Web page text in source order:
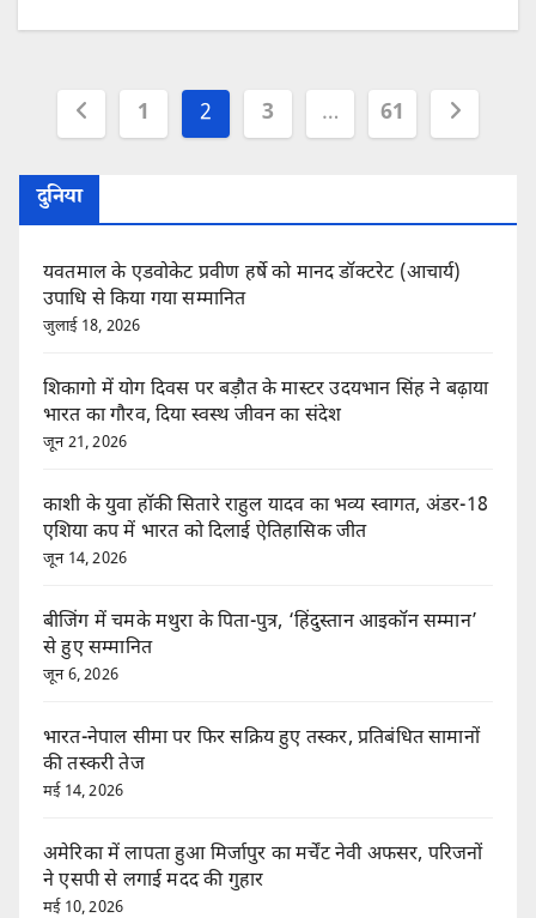
Posts
pagination
1 2 3 … 61
दुनिया
यवतमाल के एडवोकेट प्रवीण हर्षे को मानद डॉक्टरेट (आचार्य)
उपाधि से किया गया सम्मानित
जुलाई 18, 2026
शिकागो में योग दिवस पर बड़ौत के मास्टर उदयभान सिंह ने बढ़ाया
भारत का गौरव, दिया स्वस्थ जीवन का संदेश
जून 21, 2026
काशी के युवा हॉकी सितारे राहुल यादव का भव्य स्वागत, अंडर-18
एशिया कप में भारत को दिलाई ऐतिहासिक जीत
जून 14, 2026
बीजिंग में चमके मथुरा के पिता-पुत्र, ‘हिंदुस्तान आइकॉन सम्मान’
से हुए सम्मानित
जून 6, 2026
भारत-नेपाल सीमा पर फिर सक्रिय हुए तस्कर, प्रतिबंधित सामानों
की तस्करी तेज
मई 14, 2026
अमेरिका में लापता हुआ मिर्जापुर का मर्चेंट नेवी अफसर, परिजनों
ने एसपी से लगाई मदद की गुहार
मई 10, 2026